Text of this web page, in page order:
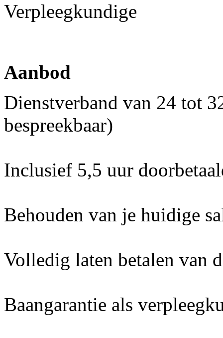
Verpleegkundige
Aanbod
Dienstverband van 24 tot
bespreekbaar)
Inclusief 5,5 uur
Behouden van je huidige
Volledig laten betalen van
Baangarantie als